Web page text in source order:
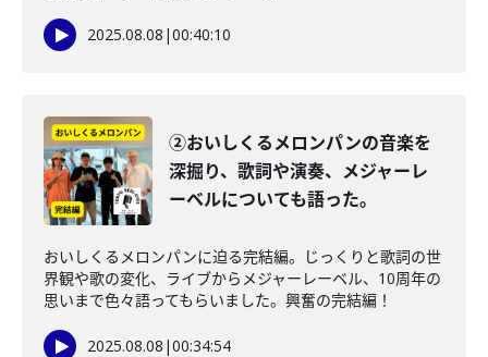
2025.08.08 |00:40:10
②おいしくるメロンパンの音楽を
深掘り、歌詞や演奏、メジャーレ
ーベルについても語った。
おいしくるメロンパンに迫る完結編。じっくりと歌詞の世
界観や歌の変化、ライブからメジャーレーベル、10周年の
思いまで色々語ってもらいました。興奮の完結編！
2025.08.08 |00:34:54